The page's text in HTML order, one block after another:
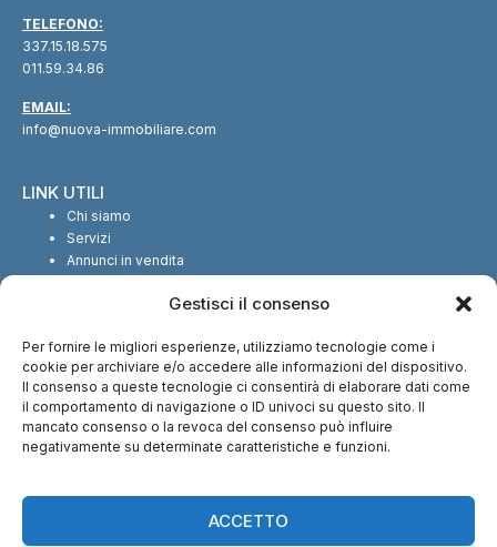
Gestisci il consenso
Per fornire le migliori esperienze, utilizziamo tecnologie come i
cookie per archiviare e/o accedere alle informazioni del dispositivo.
Il consenso a queste tecnologie ci consentirà di elaborare dati come
il comportamento di navigazione o ID univoci su questo sito. Il
mancato consenso o la revoca del consenso può influire
negativamente su determinate caratteristiche e funzioni.
ACCETTO
TELEFONO:
337.15.18.575
011.59.34.86
EMAIL:
info@nuova-immobiliare.com
LINK UTILI
Chi siamo
Servizi
Annunci in vendita
SEGUICI SUI SOCIAL
CI TROVI ANCHE SU: